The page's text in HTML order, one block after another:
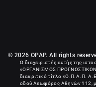
© 2026 OPAP. All rights
Ο διαχειριστής αυτής της
«ΟΡΓΑΝΙΣΜΟΣ
διακριτικό τίτλο «Ο.Π.Α.Π.
οδού Λεωφόρος Αθηνών 112,